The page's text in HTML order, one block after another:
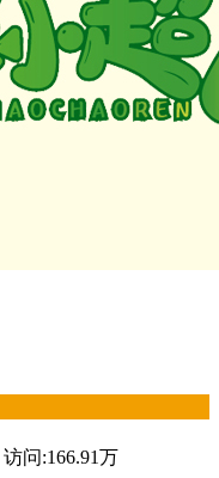
访问:166.91万